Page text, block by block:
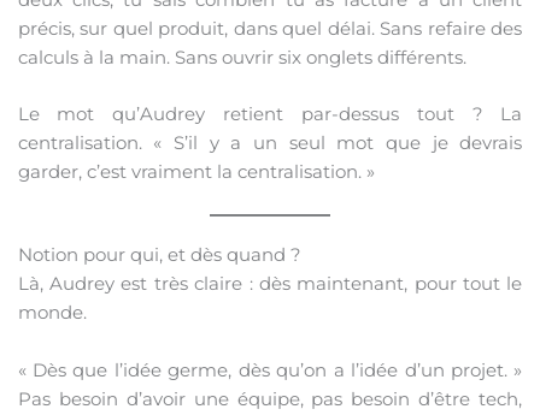
précis, sur quel produit, dans quel délai. Sans refaire des
calculs à la main. Sans ouvrir six onglets différents.
Le mot qu’Audrey retient par-dessus tout ? La
centralisation. « S’il y a un seul mot que je devrais
garder, c’est vraiment la centralisation. »
Notion pour qui, et dès quand ?
Là, Audrey est très claire : dès maintenant, pour tout le
monde.
« Dès que l’idée germe, dès qu’on a l’idée d’un projet. »
Pas besoin d’avoir une équipe, pas besoin d’être tech,